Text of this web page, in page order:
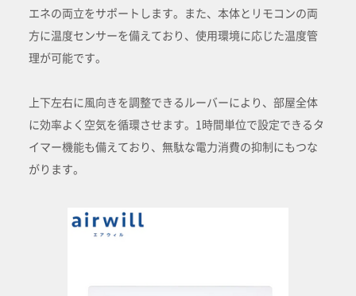
エネの両立をサポートします。また、本体とリモコンの両
方に温度センサーを備えており、使用環境に応じた温度管
理が可能です。
上下左右に風向きを調整できるルーバーにより、部屋全体
に効率よく空気を循環させます。1時間単位で設定できるタ
イマー機能も備えており、無駄な電力消費の抑制にもつな
がります。